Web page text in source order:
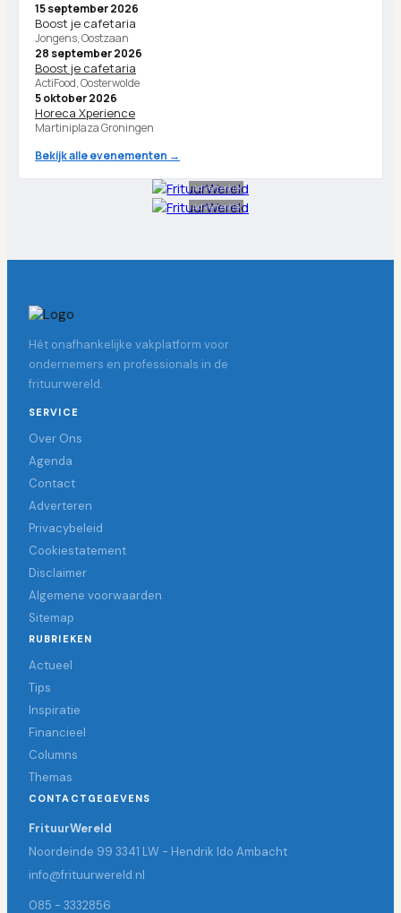
15 september 2026
Boost je cafetaria
Jongens, Oostzaan
28 september 2026
Boost je cafetaria
ActiFood, Oosterwolde
5 oktober 2026
Horeca Xperience
Martiniplaza Groningen
Bekijk alle evenementen →
Advertentie
Advertentie
Hét onafhankelijke vakplatform voor
ondernemers en professionals in de
frituurwereld.
SERVICE
Over Ons
Agenda
Contact
Adverteren
Privacybeleid
Cookiestatement
Disclaimer
Algemene voorwaarden
Sitemap
RUBRIEKEN
Actueel
Tips
Inspiratie
Financieel
Columns
Themas
CONTACTGEGEVENS
FrituurWereld
Noordeinde 99 3341 LW - Hendrik Ido Ambacht
info@frituurwereld.nl
085 - 3332856